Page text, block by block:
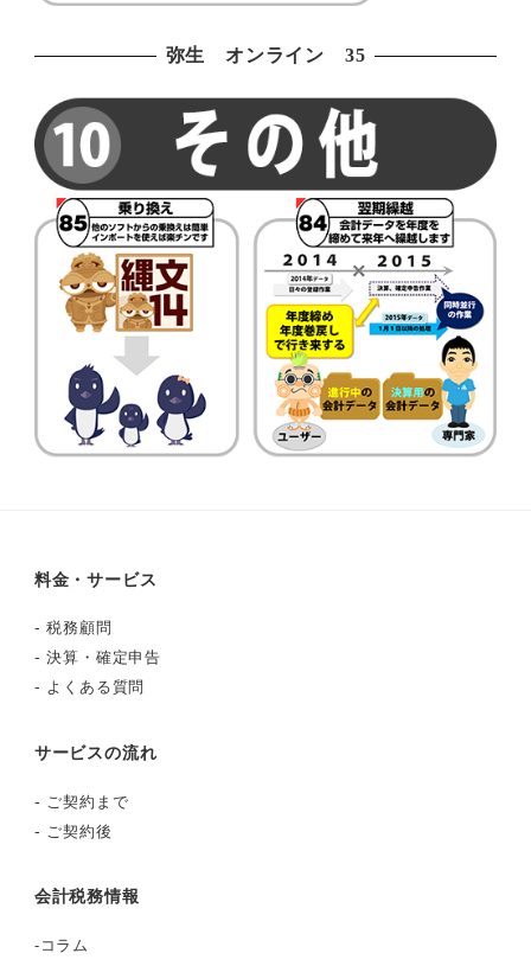
弥生 オンライン 35
料金・サービス
-税務顧問
-決算・確定申告
- よくある質問
サービスの流れ
- ご契約まで
- ご契約後
会計税務情報
-コラム